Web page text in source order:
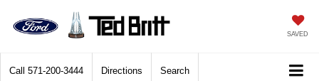
SAVED
Call 571-200-3444 Directions Search